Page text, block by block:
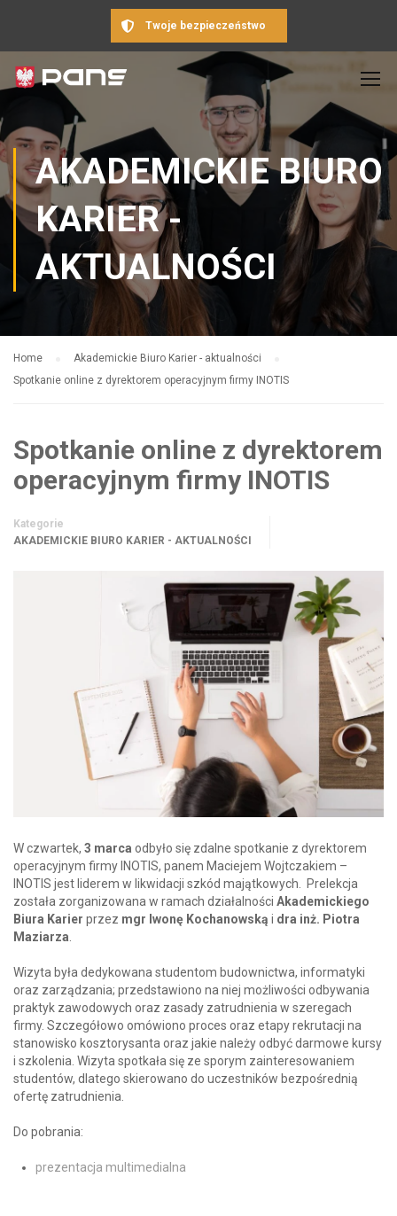
Twoje bezpieczeństwo
AKADEMICKIE BIURO
KARIER -
AKTUALNOŚCI
Home
Akademickie Biuro Karier - aktualności
Spotkanie online z dyrektorem operacyjnym firmy INOTIS
Spotkanie online z dyrektorem
operacyjnym firmy INOTIS
Kategorie
AKADEMICKIE BIURO KARIER - AKTUALNOŚCI
W czwartek, 3 marca odbyło się zdalne spotkanie z dyrektorem
operacyjnym firmy INOTIS, panem Maciejem Wojtczakiem –
INOTIS jest liderem w likwidacji szkód majątkowych. Prelekcja
została zorganizowana w ramach działalności Akademickiego
Biura Karier przez mgr Iwonę Kochanowską i dra inż. Piotra
Maziarza
Wizyta była dedykowana studentom budownictwa, informatyki
oraz zarządzania; przedstawiono na niej możliwości odbywania
praktyk zawodowych oraz zasady zatrudnienia w szeregach
firmy. Szczegółowo omówiono proces oraz etapy rekrutacji na
stanowisko kosztorysanta oraz jakie należy odbyć darmowe kursy
i szkolenia. Wizyta spotkała się ze sporym zainteresowaniem
studentów, dlatego skierowano do uczestników bezpośrednią
ofertę zatrudnienia.
Do pobrania:
prezentacja multimedialna